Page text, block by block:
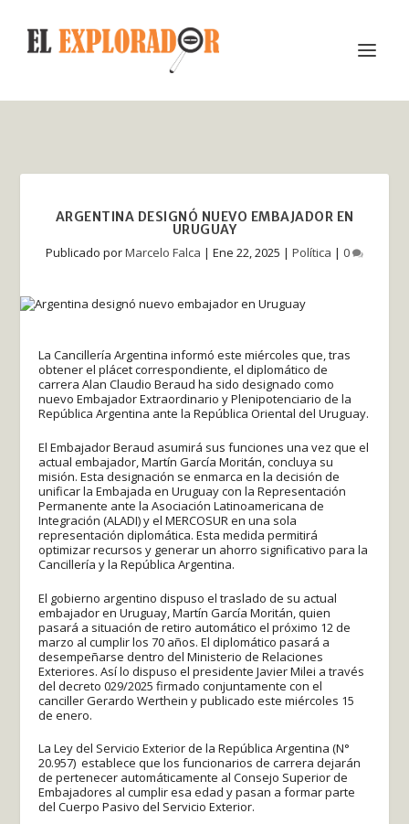
ARGENTINA DESIGNÓ NUEVO EMBAJADOR EN
URUGUAY
Publicado porMarcelo Falca | Ene 22, 2025 | Política | 0
La Cancillería Argentina informó este miércoles que, tras
obtener el plácet correspondiente, el diplomático de
carrera Alan Claudio Beraud ha sido designado como
nuevo Embajador Extraordinario y Plenipotenciario de la
República Argentina ante la República Oriental del Uruguay.
El Embajador Beraud asumirá sus funciones una vez que el
actual embajador, Martín García Moritán, concluya su
misión. Esta designación se enmarca en la decisión de
unificar la Embajada en Uruguay con la Representación
Permanente ante la Asociación Latinoamericana de
Integración (ALADI) y el MERCOSUR en una sola
representación diplomática. Esta medida permitirá
optimizar recursos y generar un ahorro significativo para la
Cancillería y la República Argentina.
El gobierno argentino dispuso el traslado de su actual
embajador en Uruguay, Martín García Moritán, quien
pasará a situación de retiro automático el próximo 12 de
marzo al cumplir los 70 años. El diplomático pasará a
desempeñarse dentro del Ministerio de Relaciones
Exteriores. Así lo dispuso el presidente Javier Milei a través
del decreto 029/2025 firmado conjuntamente con el
canciller Gerardo Werthein y publicado este miércoles 15
de enero.
La Ley del Servicio Exterior de la República Argentina (N°
20.957) establece que los funcionarios de carrera dejarán
de pertenecer automáticamente al Consejo Superior de
Embajadores al cumplir esa edad y pasan a formar parte
del Cuerpo Pasivo del Servicio Exterior.